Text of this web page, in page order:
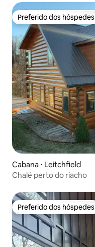
Preferido dos hóspedes
Preferido dos hóspedes
Cabana ⋅ Leitchfield
Chalé perto do riacho
Preferido dos hóspedes
Preferido dos hóspedes